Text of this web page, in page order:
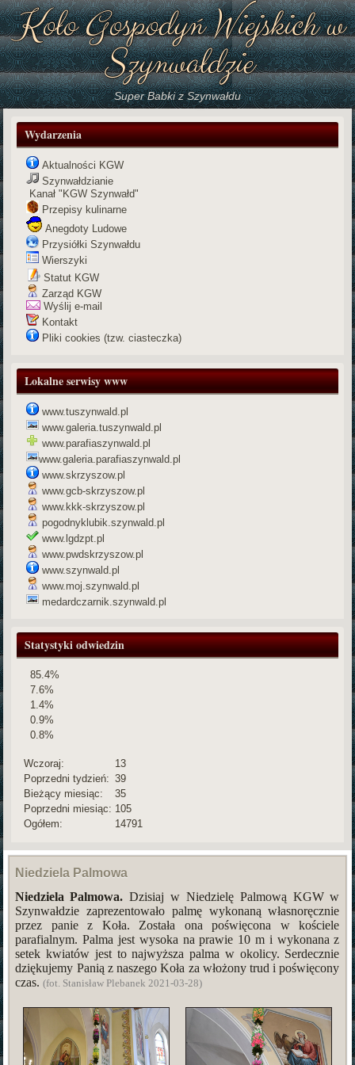
Koło Gospodyń Wiejskich w
Szynwałdzie
Super Babki z Szynwałdu
Wydarzenia
Aktualności KGW
Szynwałdzianie
Kanał "KGW Szynwałd"
Przepisy kulinarne
Anegdoty Ludowe
Przysiółki Szynwałdu
Wierszyki
Statut KGW
Zarząd KGW
Wyślij e-mail
Kontakt
Pliki cookies (tzw. ciasteczka)
Lokalne serwisy www
www.tuszynwald.pl
www.galeria.tuszynwald.pl
www.parafiaszynwald.pl
www.galeria.parafiaszynwald.pl
www.skrzyszow.pl
www.gcb-skrzyszow.pl
www.kkk-skrzyszow.pl
pogodnyklubik.szynwald.pl
www.lgdzpt.pl
www.pwdskrzyszow.pl
www.szynwald.pl
www.moj.szynwald.pl
medardczarnik.szynwald.pl
Statystyki odwiedzin
85.4%
7.6%
1.4%
0.9%
0.8%
Wczoraj:
13
Poprzedni tydzień: 39
Bieżący miesiąc:
35
Poprzedni miesiąc: 105
Ogółem:
14791
Niedziela Palmowa
Niedziela Palmowa. Dzisiaj w Niedzielę Palmową KGW w
Szynwałdzie zaprezentowało palmę wykonaną własnoręcznie
przez panie z Koła. Została ona poświęcona w kościele
parafialnym. Palma jest wysoka na prawie 10 m i wykonana z
setek kwiatów jest to najwyższa palma w okolicy. Serdecznie
dziękujemy Panią z naszego Koła za włożony trud i poświęcony
czas.(fot. Stanisław Plebanek 2021-03-28)